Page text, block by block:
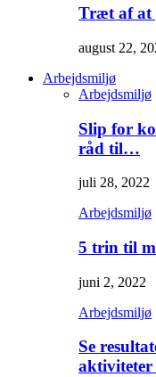
Træt af at
august 22,
Arbejdsmiljø
Arbejdsmiljø
Slip for
råd til…
juli 28, 2022
Arbejdsmiljø
5 trin til
juni 2, 2022
Arbejdsmiljø
Se